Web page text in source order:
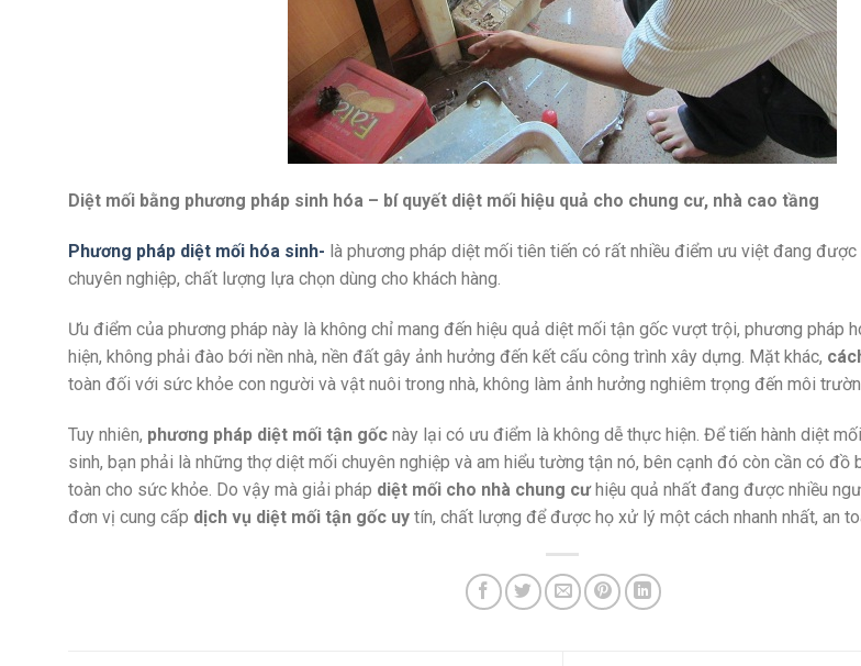
Diệt mối bằng phương pháp sinh hóa – bí quyết diệt mối hiệu quả cho chung cư, nhà cao tầng
Phương pháp diệt mối hóa sinh- là phương pháp diệt mối tiên tiến có rất nhiều điểm ưu việt đang
chuyên nghiệp, chất lượng lựa chọn dùng cho khách hàng.
Ưu điểm của phương pháp này là không chỉ mang đến hiệu quả diệt mối tận gốc vượt trội, phương pháp
hiện, không phải đào bới nền nhà, nền đất gây ảnh hưởng đến kết cấu công trình xây dựng. Mặt khác,
toàn đối với sức khỏe con người và vật nuôi trong nhà, không làm ảnh hưởng nghiêm trọng đến môi
Tuy nhiên, phương pháp diệt mối tận gốc này lại có ưu điểm là không dễ thực hiện. Để tiến hành diệt
sinh, bạn phải là những thợ diệt mối chuyên nghiệp và am hiểu tường tận nó, bên cạnh đó còn cần có đồ
toàn cho sức khỏe. Do vậy mà giải pháp diệt mối cho nhà chung cưhiệu quả nhất đang được nhiều
đơn vị cung cấp dịch vụ diệt mối tận gốc uy tín, chất lượng để được họ xử lý một cách nhanh nhất, an